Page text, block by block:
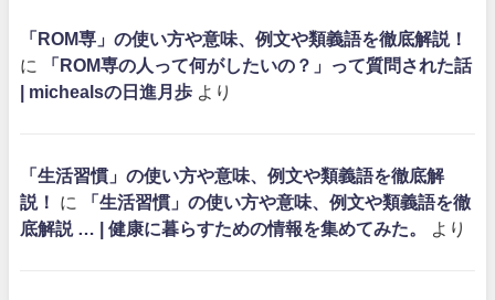
「ROM専」の使い方や意味、例文や類義語を徹底解説！
に
「ROM専の人って何がしたいの？」って質問された話
| michealsの日進月歩 より
「生活習慣」の使い方や意味、例文や類義語を徹底解
説！
に
「生活習慣」の使い方や意味、例文や類義語を徹
底解説 … | 健康に暮らすための情報を集めてみた。
より